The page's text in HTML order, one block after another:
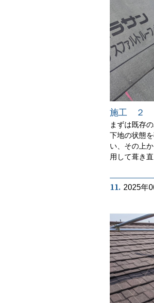
施工 ２
まずは既存
下地の状態
い、その上
用して葺き
11. 2025年